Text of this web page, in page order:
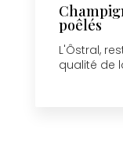
poêlés
L'Ôstral,
qualité de